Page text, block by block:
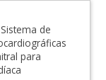
de
para